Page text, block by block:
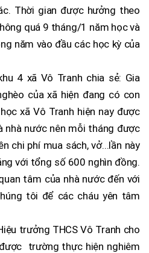
Thời gian được hưởng theo
quá 9 tháng/1 năm học và
năm vào đầu các học kỳ của
4 xã Vô Tranh chia sẻ: Gia
của xã hiện đang có con
xã Vô Tranh hiện nay được
nhà nước nên mỗi tháng được
chi phí mua sách, vở...lần này
với tổng số 600 nghìn đồng.
tâm của nhà nước đến với
tôi để các cháu yên tâm
trưởng THCS Vô Tranh cho
trường thực hiện nghiêm